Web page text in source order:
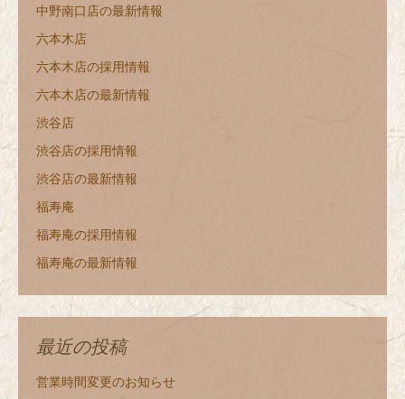
中野南口店の最新情報
六本木店
六本木店の採用情報
六本木店の最新情報
渋谷店
渋谷店の採用情報
渋谷店の最新情報
福寿庵
福寿庵の採用情報
福寿庵の最新情報
最近の投稿
営業時間変更のお知らせ